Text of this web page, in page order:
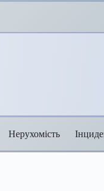
Нерухомість